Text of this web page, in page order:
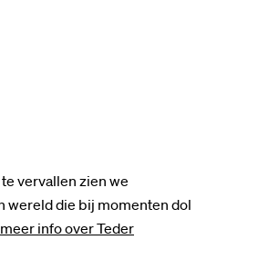
vervallen zien we
wereld die bij momenten dol
meer info over Teder